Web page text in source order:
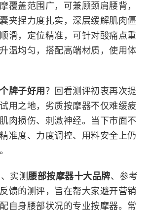
覆盖范围广，可兼顾颈肩腰背，
夹捏力度扎实，深层缓解肌肉僵
滑，定位精准，可针对酸痛点重
温均匀，搭配高端材质，使用体
牌子好用 ？回看测评初衷再次提
用之地，劣质按摩器不仅难缓疲
肉损伤、刺激神经。当下市面不
准度、力度调控、用料安全上仍
实测 腰部按摩器十大品牌、参考
馈的测评，旨在帮大家避开营销
自身腰部状况的专业按摩器。常